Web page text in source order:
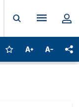
Ouvrir laMenu
Connectez-vous
Augmenter la